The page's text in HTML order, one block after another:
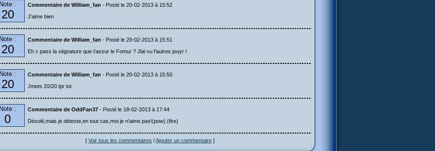
Note :
20
Commentaire de William_fan - Posté le 20-02-2013 à 15:52
J'aime bien
Note :
20
Commentaire de William_fan - Posté le 20-02-2013 à 15:51
Eh c pass la sitgnature que t'assur le Fomur ? Jlai vu l'autres jouyr !
Note :
20
Commentaire de William_fan - Posté le 20-02-2013 à 15:50
Jmets 20/20 Ipr toi
Note :
0
Commentaire de OddFan37 - Posté le 18-02-2013 à 17:44
Désolé,mais je déteste,en tout cas,moi je n'aime pas!(pow) (fire)
[ Voir tous les commentaires /Ajouter un commentaire ]